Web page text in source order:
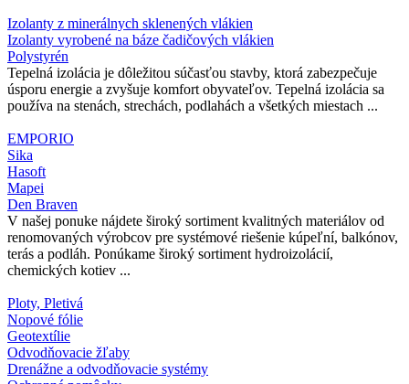
Izolanty z minerálnych sklenených vlákien
Izolanty vyrobené na báze čadičových vlákien
Polystyrén
Tepelná izolácia je dôležitou súčasťou stavby, ktorá zabezpečuje
úsporu energie a zvyšuje komfort obyvateľov. Tepelná izolácia sa
používa na stenách, strechách, podlahách a všetkých miestach ...
EMPORIO
Sika
Hasoft
Mapei
Den Braven
V našej ponuke nájdete široký sortiment kvalitných materiálov od
renomovaných výrobcov pre systémové riešenie kúpeľní, balkónov,
terás a podláh. Ponúkame široký sortiment hydroizolácií,
chemických kotiev ...
Ploty, Pletivá
Nopové fólie
Geotextílie
Odvodňovacie žľaby
Drenážne a odvodňovacie systémy